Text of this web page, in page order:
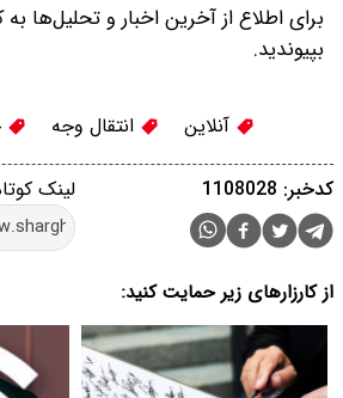
برای اطلاع از آخرین اخبار و تحلیل‌ها
بپیوندید.
آنلاین انتقال وجه
لینک کدخبر: 1108028
از کارزارهای زیر حمایت کنید: